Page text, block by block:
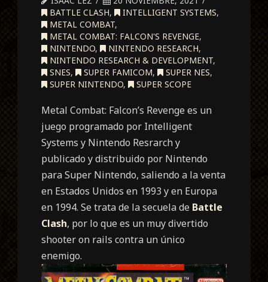
BATTLE CLASH, INTELLIGENT SYSTEMS,
METAL COMBAT,
METAL COMBAT: FALCON'S REVENGE,
NINTENDO, NINTENDO RESEARCH,
NINTENDO RESEARCH & DEVELOPMENT,
SNES, SUPER FAMICOM, SUPER NES,
SUPER NINTENDO, SUPER SCOPE
Metal Combat: Falcon’s Revenge es un
juego programado por Intelligent
Systems y Nintendo Resrarch y
publicado y distribuido por Nintendo
para Super Nintendo, saliendo a la venta
en Estados Unidos en 1993 y en Europa
en 1994. Se trata de la secuela de Battle
Clash, por lo que es un muy divertido
shooter on rails contra un único
enemigo.